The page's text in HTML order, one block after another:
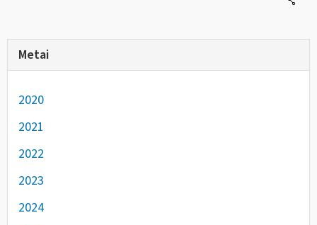
Metai
2020
2021
2022
2023
2024